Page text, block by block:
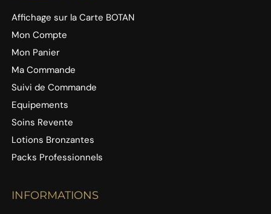
Affichage sur la Carte BOTAN
Mon Compte
Mon Panier
Ma Commande
Suivi de Commande
Equipements
Soins Revente
Lotions Bronzantes
Packs Professionnels
INFORMATIONS